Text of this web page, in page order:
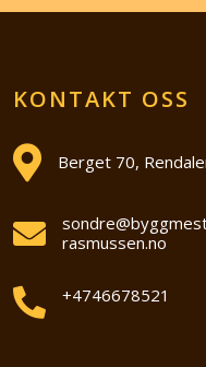
KONTAKT OSS
Berget 70,
rasmussen.no
+4746678521